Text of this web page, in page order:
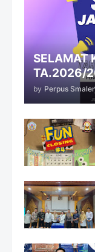
SELAMAT
TA.2026/
by Perpus